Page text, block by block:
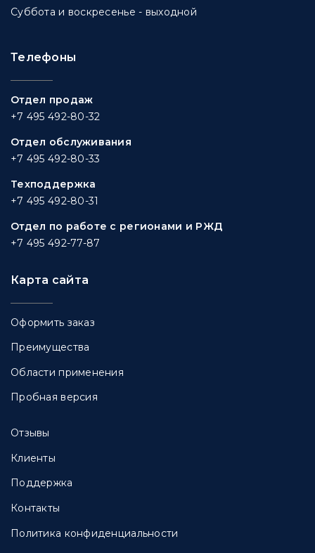
Суббота и воскресенье - выходной
Телефоны
Отдел продаж
+7 495 492-80-32
Отдел обслуживания
+7 495 492-80-33
Техподдержка
+7 495 492-80-31
Отдел по работе с регионами и РЖД
+7 495 492-77-87
Карта сайта
Оформить заказ
Преимущества
Области применения
Пробная версия
Отзывы
Клиенты
Поддержка
Контакты
Политика конфиденциальности